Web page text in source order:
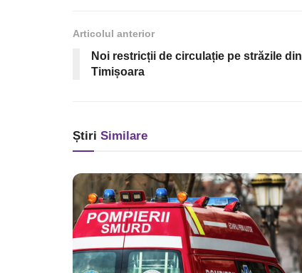
Articolul anterior
Noi restricții de circulație pe străzile din
Timișoara
Știri Similare